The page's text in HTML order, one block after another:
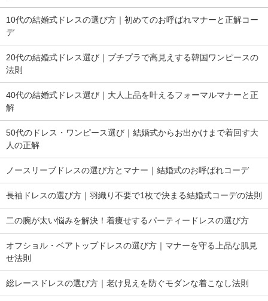
10代の結婚式ドレスの選び方｜初めてのお呼ばれマナーと正解コー
デ
20代の結婚式ドレス選び｜プチプラで高見えする韓国ワンピースの
法則
40代の結婚式ドレス選び｜大人上品を叶えるフォーマルマナーと正
解
50代のドレス・ワンピース選び｜結婚式からお出かけまで着回す大
人の正解
ノースリーブドレスの選び方とマナー｜結婚式のお呼ばれコーデ
長袖ドレスの選び方｜羽織り不要で1枚で決まる結婚式コーデの法則
二の腕が太い悩みを解決！着痩せするパーティードレスの選び方
オフショル・ベアトップドレスの選び方｜マナーを守る上品な肌見
せ法則
総レースドレスの選び方｜老け見えを防ぐモダンな着こなし法則